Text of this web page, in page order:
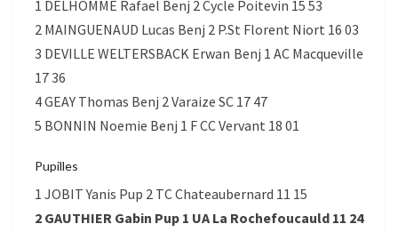
1 DELHOMME Rafael Benj 2 Cycle Poitevin 15 53
2 MAINGUENAUD Lucas Benj 2 P.St Florent Niort 16 03
3 DEVILLE WELTERSBACK Erwan Benj 1 AC Macqueville
17 36
4 GEAY Thomas Benj 2 Varaize SC 17 47
5 BONNIN Noemie Benj 1 F CC Vervant 18 01
Pupilles
1 JOBIT Yanis Pup 2 TC Chateaubernard 11 15
2 GAUTHIER Gabin Pup 1 UA La Rochefoucauld 11 24